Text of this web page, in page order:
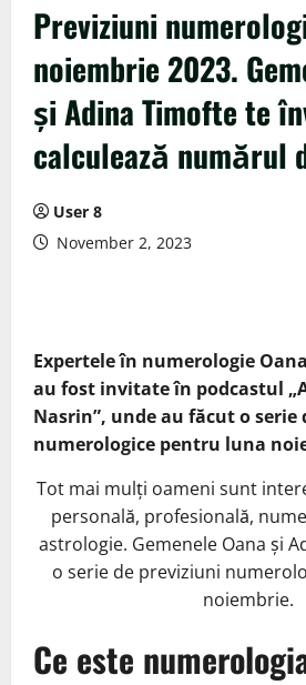
Previziuni
noiembrie 2023.
și Adina Timofte te
calculează numărul
User 8
November 2, 2023
Expertele în numerologie
au fost invitate în podcastul
Nasrin”, unde au făcut o serie
numerologice pentru luna
Tot mai mulți oameni sunt
personală, profesională,
astrologie. Gemenele Oana și
o serie de previziuni
noiembrie.
Ce este